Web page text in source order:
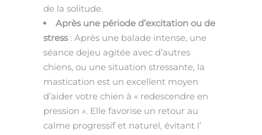
de la solitude.
Après une période d’excitation ou de
stress: Après une balade intense, une
séance dejeu agitée avec d’autres
chiens, ou une situation stressante, la
mastication est un excellent moyen
d’aider votre chien à « redescendre en
pression ». Elle favorise un retour au
calme progressif et naturel, évitant l’